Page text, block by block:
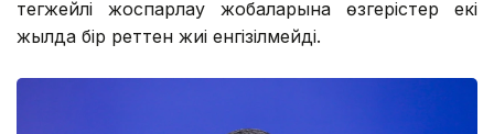
тегжейлі жоспарлау жобаларына өзгерістер екі
жылда бір реттен жиі енгізілмейді.